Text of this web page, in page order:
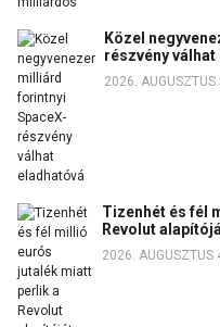
Közel
részvény
2026. AUGUSZTUS
Tizenhét és fél
Revolut
2026. AUGUSZTUS